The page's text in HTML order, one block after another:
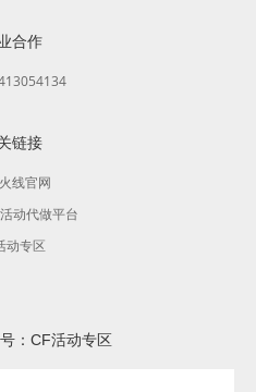
合作
链接
线官网
动代做平台
动专区
：CF活动专区